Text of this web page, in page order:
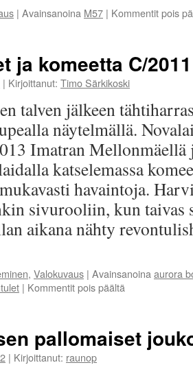
| Avainsanoina M57 | Kommentit pois
ja komeetta C/
| Kirjoittanut: Timo Särkikoski
talven jälkeen
näytelmällä.
Imatran Mellonmäellä
katselemassa
havaintoja.
sivurooliin, kun
aikana nähty
, Valokuvaus | Avainsanoina aurora
| Kommentit pois päältä
komeetta
C/2011
pallomaiset
| Kirjoittanut: raunop